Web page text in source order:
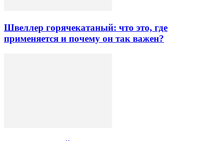
Швеллер горячекатаный: что это, где
применяется и почему он так важен?